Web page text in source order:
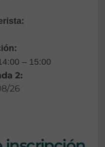
– 15:00
2:
26